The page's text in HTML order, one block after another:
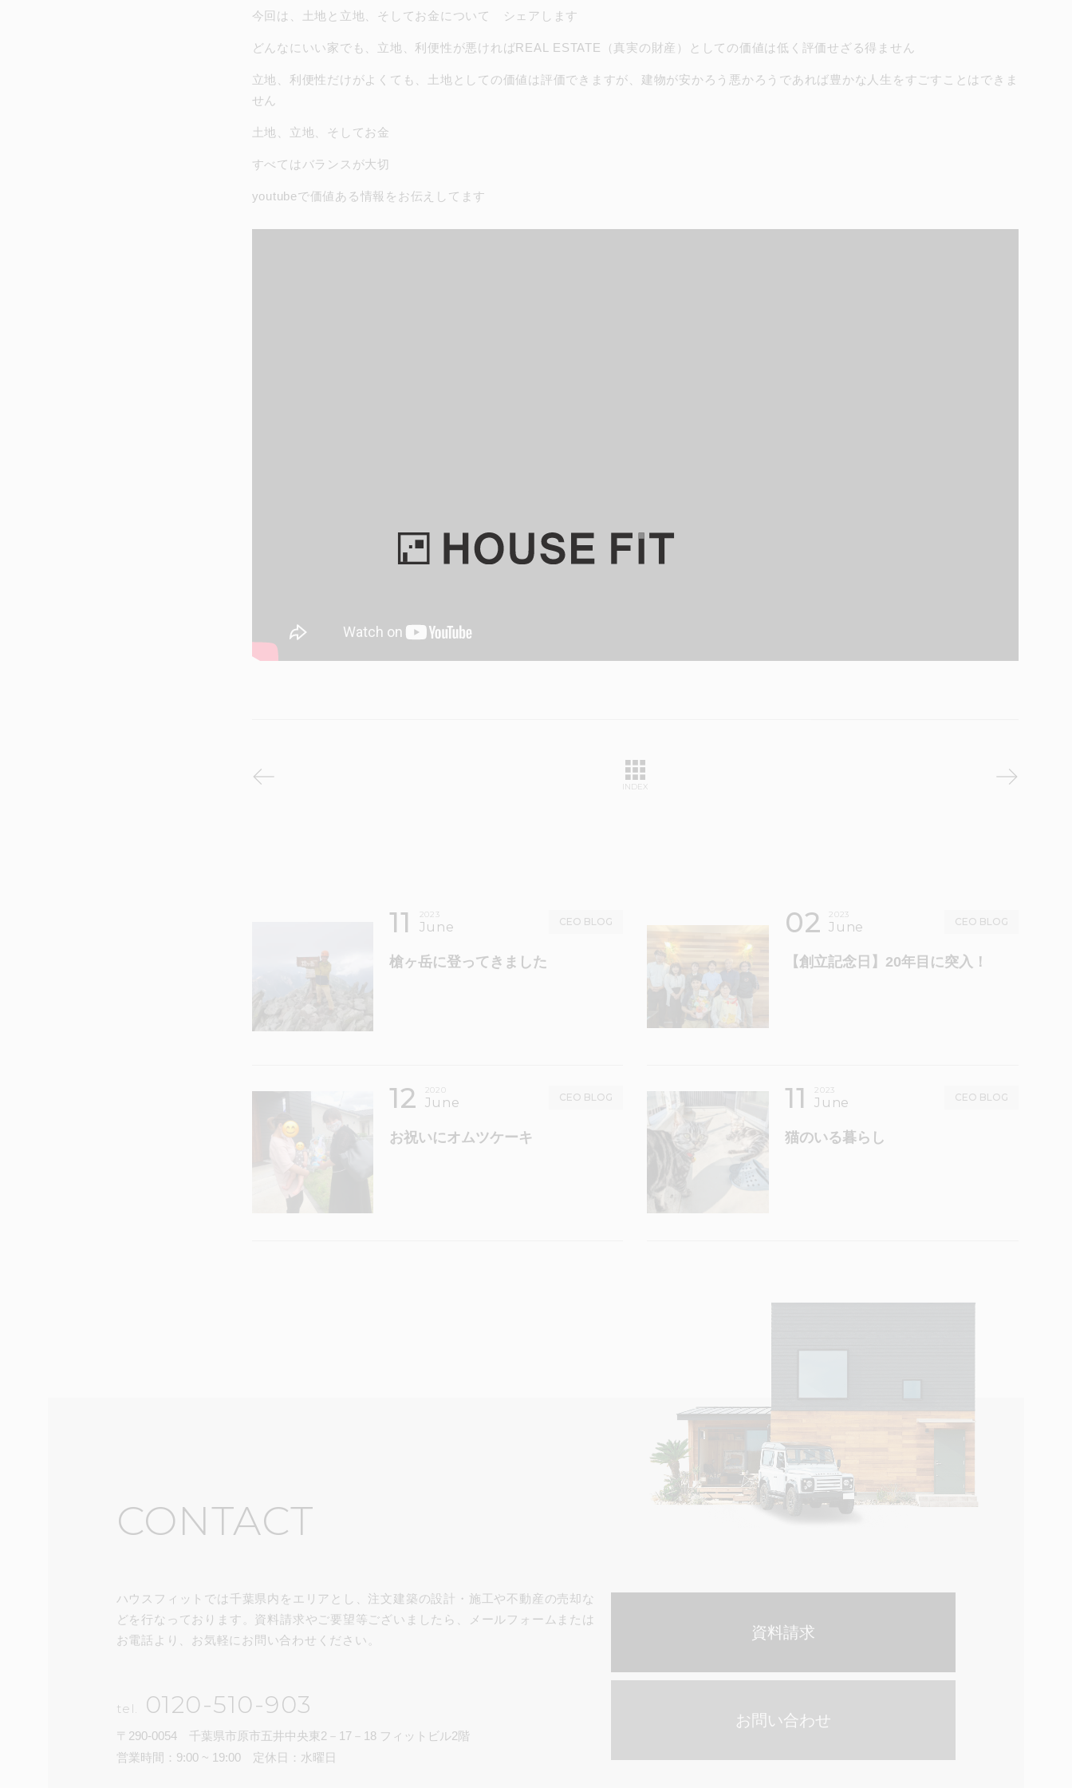
今回は、土地と立地、そしてお金について シェアします
どんなにいい家でも、立地、利便性が悪ければREAL ESTATE（真実の財産）としての価値は低く評価せざる得ません
立地、利便性だけがよくても、土地としての価値は評価できますが、建物が安かろう悪かろうであれば豊かな人生をすごすことはできま
せん
土地、立地、そしてお金
すべてはバランスが大切
youtubeで価値ある情報をお伝えしてます
INDEX
11 2023
June CEO BLOG
槍ヶ岳に登ってきました
02 2023
June CEO BLOG
【創立記念日】20年目に突入！
12 2020
June CEO BLOG
お祝いにオムツケーキ
11 2023
June CEO BLOG
猫のいる暮らし
CONTACT
ハウスフィットでは千葉県内をエリアとし、注文建築の設計・施工や不動産の売却な
どを行なっております。資料請求やご要望等ございましたら、メールフォームまたは
お電話より、お気軽にお問い合わせください。
tel. 0120-510-903
〒290-0054 千葉県市原市五井中央東2－17－18 フィットビル2階
営業時間：9:00 ~ 19:00 定休日：水曜日
資料請求
お問い合わせ